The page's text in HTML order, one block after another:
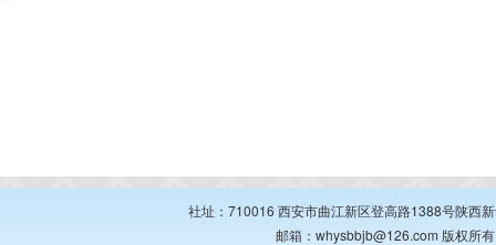
社址：710016 西安市曲江新区登高路1388号陕西
邮箱：whysbbjb@126.com 版权所